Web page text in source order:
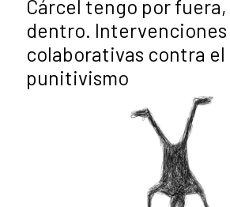
Cárcel tengo por
dentro. Intervenciones
colaborativas contra el
punitivismo